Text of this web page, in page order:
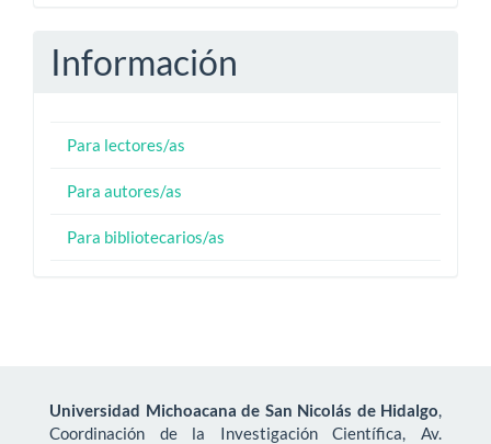
Información
Para lectores/as
Para autores/as
Para bibliotecarios/as
Universidad Michoacana de San Nicolás de Hidalgo,
Coordinación de la Investigación Científica, Av.